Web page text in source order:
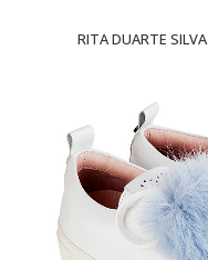
RITA DUARTE SILVA